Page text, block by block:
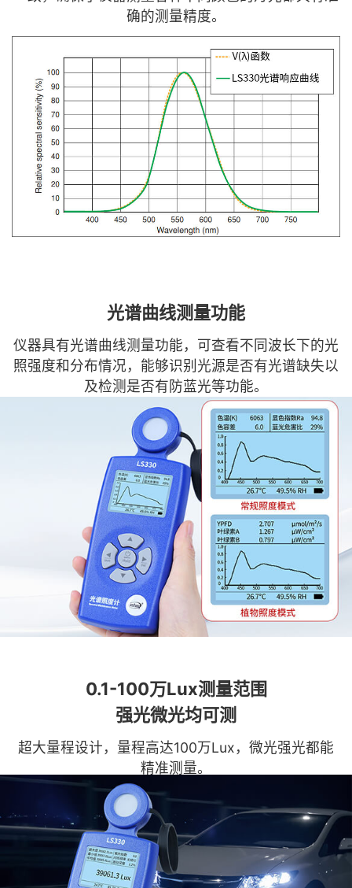
确的测量精度。
光谱曲线测量功能
仪器具有光谱曲线测量功能，可查看不同波长下的光
照强度和分布情况，能够识别光源是否有光谱缺失以
及检测是否有防蓝光等功能。
0.1-100万Lux测量范围
强光微光均可测
超大量程设计，量程高达100万Lux，微光强光都能
精准测量。